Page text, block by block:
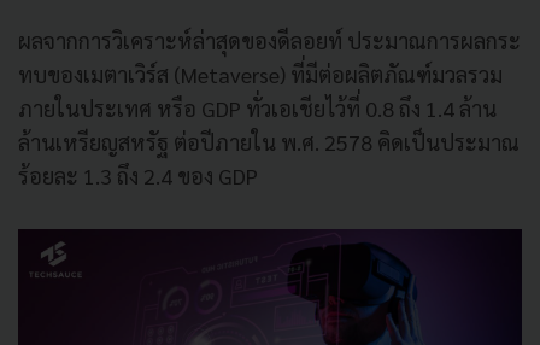
ผลจากการวิเคราะห์ล่าสุดของดีลอยท์ ประมาณการผลกระ
ทบของเมตาเวิร์ส (Metaverse) ที่มีต่อผลิตภัณฑ์มวลรวม
ภายในประเทศ หรือ GDP ทั่วเอเชียไว้ที่ 0.8 ถึง 1.4 ล้าน
ล้านเหรียญสหรัฐ ต่อปีภายใน พ.ศ. 2578 คิดเป็นประมาณ
ร้อยละ 1.3 ถึง 2.4 ของ GDP